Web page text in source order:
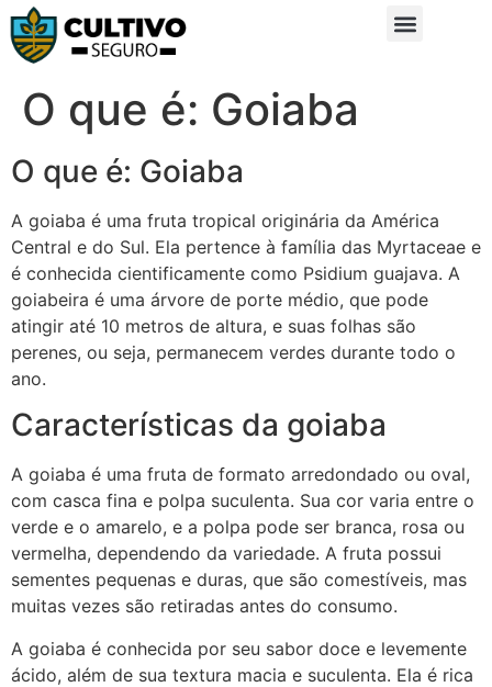
O que é: Goiaba
O que é: Goiaba
A goiaba é uma fruta tropical originária da América
Central e do Sul. Ela pertence à família das Myrtaceae e
é conhecida cientificamente como Psidium guajava. A
goiabeira é uma árvore de porte médio, que pode
atingir até 10 metros de altura, e suas folhas são
perenes, ou seja, permanecem verdes durante todo o
ano.
Características da goiaba
A goiaba é uma fruta de formato arredondado ou oval,
com casca fina e polpa suculenta. Sua cor varia entre o
verde e o amarelo, e a polpa pode ser branca, rosa ou
vermelha, dependendo da variedade. A fruta possui
sementes pequenas e duras, que são comestíveis, mas
muitas vezes são retiradas antes do consumo.
A goiaba é conhecida por seu sabor doce e levemente
ácido, além de sua textura macia e suculenta. Ela é rica